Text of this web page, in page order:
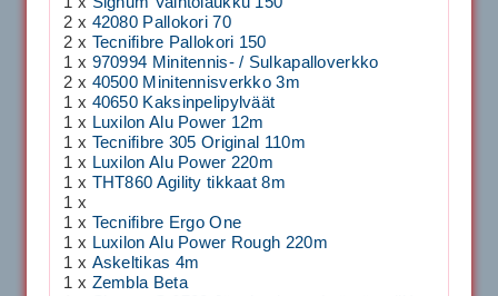
2 x 42080 Pallokori 70
2 x Tecnifibre Pallokori 150
1 x 970994 Minitennis- / Sulkapalloverkko
2 x 40500 Minitennisverkko 3m
1 x 40650 Kaksinpelipylväät
1 x Luxilon Alu Power 12m
1 x Tecnifibre 305 Original 110m
1 x Luxilon Alu Power 220m
1 x THT860 Agility tikkaat 8m
1 x
1 x Tecnifibre Ergo One
1 x Luxilon Alu Power Rough 220m
1 x Askeltikas 4m
1 x Zembla Beta